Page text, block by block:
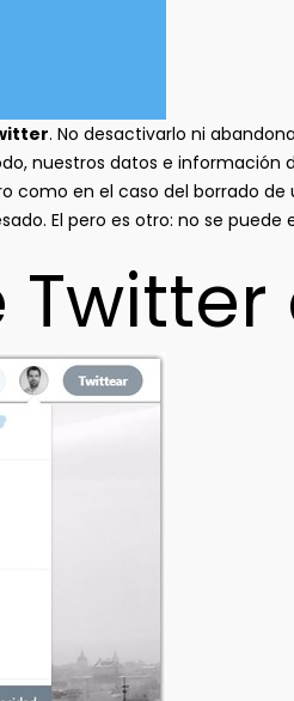
. No desactivarlo ni
nuestros datos e información
como en el caso del borrado
El pero es otro: no se